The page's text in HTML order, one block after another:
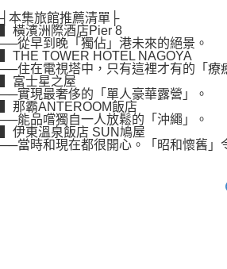
┤本集旅館推薦清單├
▍橫濱洲際酒店Pier 8
──從早到晚「獨佔」港未來的絕景。
▍THE TOWER HOTEL NAGOYA
──住在電視塔中，只有這裡才有的「療
▍富士星之屋
──實現最奢侈的「單人豪華露營」。
▍那霸ANTEROOM飯店
──能品嚐獨自一人放鬆的「沖繩」。
▍伊東溫泉飯店 SUN鳩屋
──當時和現在都很開心。「昭和懷舊」